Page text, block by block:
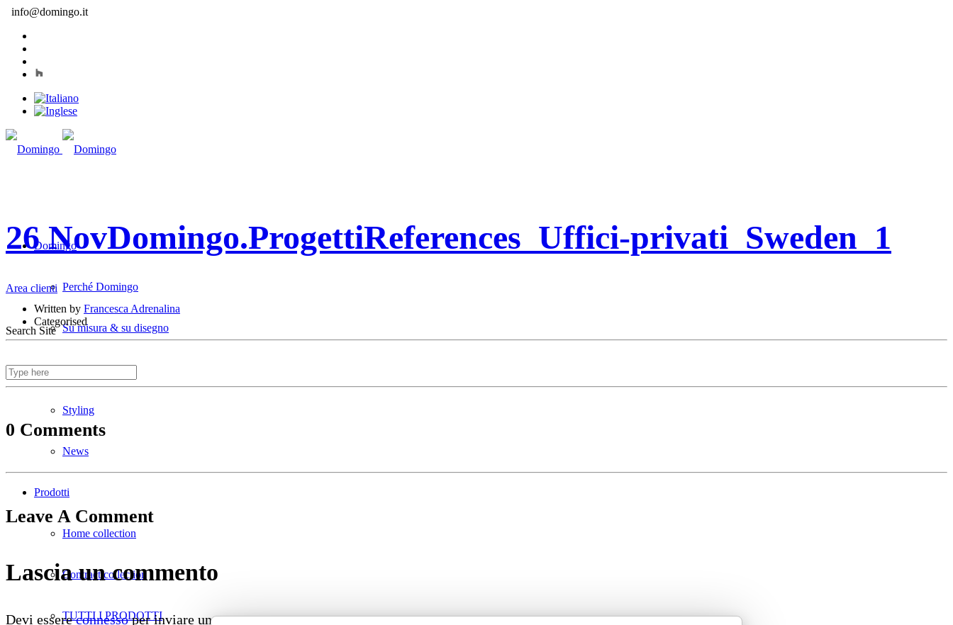
info@domingo.it
Domingo
Perché Domingo
Su misura & su disegno
Divani ignifughi
Styling
News
Prodotti
Home collection
Contract collection
TUTTI I PRODOTTI
Area clienti
Search Site
26 NovDomingo.ProgettiReferences_Uffici-privati_Sweden_1
Written by Francesca Adrenalina
Categorised
0 Comments
Leave A Comment
Lascia un commento
Devi essereconnessoper inviare un commento.